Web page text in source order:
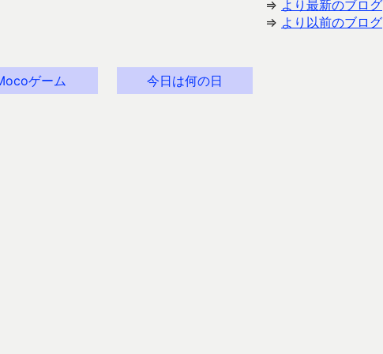
⇒ より最新のブログ
⇒ より以前のブログ
ゲーム 今日は何の日